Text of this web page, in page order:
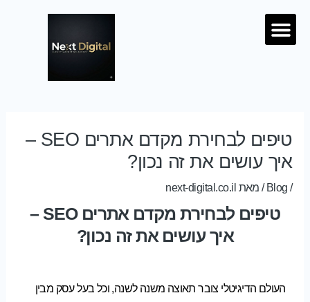
Menu
טיפים לבחירת מקדם אתרים SEO –
איך עושים את זה נכון?
/
Blog/ מאת next-digital.co.il
טיפים לבחירת מקדם אתרים SEO –
איך עושים את זה נכון?
העולם הדיגיטלי צובר תאוצה משנה לשנה, וכל בעל עסק מבין